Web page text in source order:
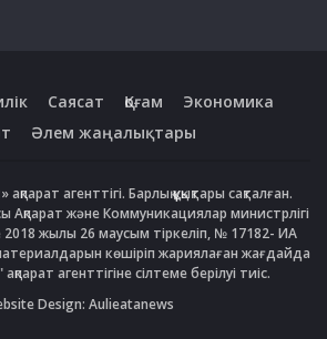
Саясат Қоғам
Экономика
Әлем жаңалықтары
агенттігі. Барлық құқықтары сақталған.
Ақпарат және Коммуникациялар министрлігі
2018 жылы 26 маусым тіркеліп, № 17182- ИА
материалдарын көшіріп жариялаған жағдайда
агенттігіне сілтеме берілуі тиіс.
Design: Aulieatanews